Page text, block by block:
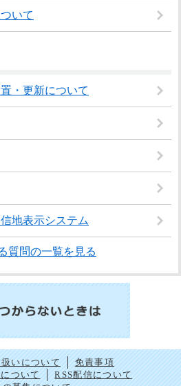
いて
・更新について
地表示システム
質問の一覧を見る
いについて
免責事項
ついて
RSS配信について